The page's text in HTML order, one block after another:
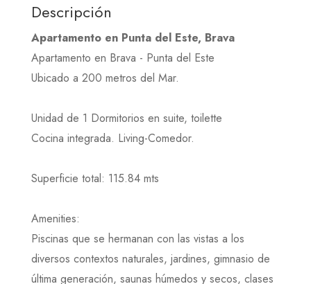
Descripción
Apartamento en Punta del Este, Brava
Apartamento en Brava - Punta del Este
Ubicado a 200 metros del Mar.
Unidad de 1 Dormitorios en suite, toilette
Cocina integrada. Living-Comedor.
Superficie total: 115.84 mts
Amenities:
Piscinas que se hermanan con las vistas a los
diversos contextos naturales, jardines, gimnasio de
última generación, saunas húmedos y secos, clases